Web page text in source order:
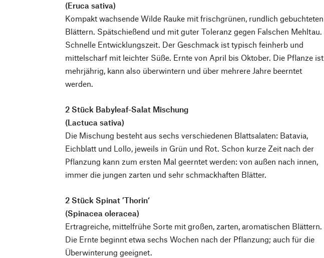
(Eruca sativa)
Kompakt wachsende Wilde Rauke mit frischgrünen, rundlich gebuchteten
Blättern. Spätschießend und mit guter Toleranz gegen Falschen Mehltau.
Schnelle Entwicklungszeit. Der Geschmack ist typisch feinherb und
mittelscharf mit leichter Süße. Ernte von April bis Oktober. Die Pflanze ist
mehrjährig, kann also überwintern und über mehrere Jahre beerntet
werden.
2 Stück Babyleaf-Salat Mischung
(Lactuca sativa)
Die Mischung besteht aus sechs verschiedenen Blattsalaten: Batavia,
Eichblatt und Lollo, jeweils in Grün und Rot. Schon kurze Zeit nach der
Pflanzung kann zum ersten Mal geerntet werden: von außen nach innen,
immer die jungen zarten und sehr schmackhaften Blätter.
2 Stück Spinat ’Thorin‘
(Spinacea oleracea)
Ertragreiche, mittelfrühe Sorte mit großen, zarten, aromatischen Blättern.
Die Ernte beginnt etwa sechs Wochen nach der Pflanzung; auch für die
Überwinterung geeignet.